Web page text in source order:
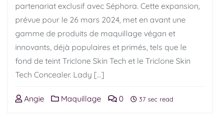
partenariat exclusif avec Séphora. Cette expansion,
prévue pour le 26 mars 2024, met en avant une
gamme de produits de maquillage végan et
innovants, déjà populaires et primés, tels que le
fond de teint Triclone Skin Tech et le Triclone Skin
Tech Concealer. Lady […]
Angie Maquillage 0 37 sec read